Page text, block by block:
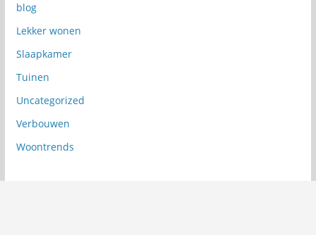
blog
Lekker wonen
Slaapkamer
Tuinen
Uncategorized
Verbouwen
Woontrends